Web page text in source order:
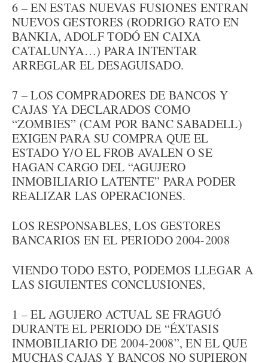
6 – EN ESTAS NUEVAS FUSIONES ENTRAN
NUEVOS GESTORES (RODRIGO RATO EN
BANKIA, ADOLF TODÓ EN CAIXA
CATALUNYA…) PARA INTENTAR
ARREGLAR EL DESAGUISADO.
7 – LOS COMPRADORES DE BANCOS Y
CAJAS YA DECLARADOS COMO
“ZOMBIES” (CAM POR BANC SABADELL)
EXIGEN PARA SU COMPRA QUE EL
ESTADO Y/O EL FROB AVALEN O SE
HAGAN CARGO DEL “AGUJERO
INMOBILIARIO LATENTE” PARA PODER
REALIZAR LAS OPERACIONES.
LOS RESPONSABLES, LOS GESTORES
BANCARIOS EN EL PERIODO 2004-2008
VIENDO TODO ESTO, PODEMOS LLEGAR A
LAS SIGUIENTES CONCLUSIONES,
1 – EL AGUJERO ACTUAL SE FRAGUÓ
DURANTE EL PERIODO DE “ÉXTASIS
INMOBILIARIO DE 2004-2008”, EN EL QUE
MUCHAS CAJAS Y BANCOS NO SUPIERON